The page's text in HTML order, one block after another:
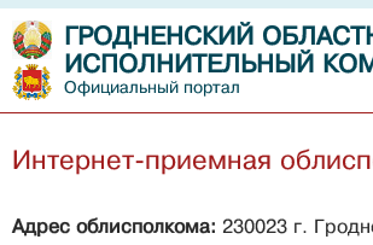
ГРОДНЕНСКИЙ
ИСПОЛНИТЕЛЬНЫЙ
Официальный портал
Интернет-приемная
Адрес облисполкома: 230023 г.